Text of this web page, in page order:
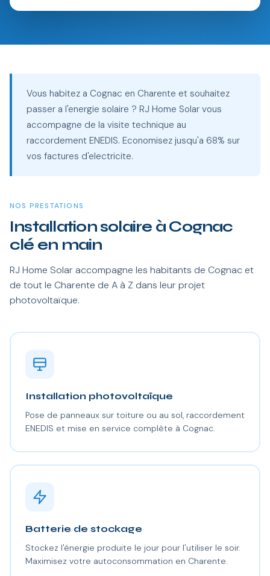
Vous habitez a Cognac en Charente et souhaitez
passer a l'energie solaire ? RJ Home Solar vous
accompagne de la visite technique au
raccordement ENEDIS. Economisez jusqu'a 68% sur
vos factures d'electricite.
NOS PRESTATIONS
Installation solaire à Cognac
clé en main
RJ Home Solar accompagne les habitants de Cognac et
de tout le Charente de A à Z dans leur projet
photovoltaïque.
Installation photovoltaïque
Pose de panneaux sur toiture ou au sol, raccordement
ENEDIS et mise en service complète à Cognac.
Batterie de stockage
Stockez l'énergie produite le jour pour l'utiliser le soir.
Maximisez votre autoconsommation en Charente.